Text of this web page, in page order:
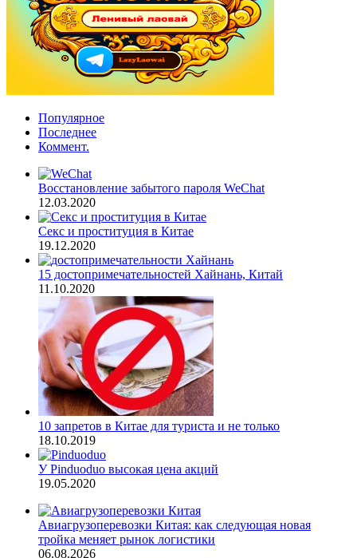
Популярное
Последнее
Коммент.
Восстановление забытого пароля WeChat
12.03.2020
Секс и проституция в Китае
19.12.2020
15 достопримечательностей Хайнань, Китай
11.10.2020
10 запретов в Китае для туриста и не только
18.10.2019
У Pinduoduo высокая цена акций
19.05.2020
Авиагрузоперевозки Китая: как следующая новая
тройка меняет рынок логистики
06.08.2026